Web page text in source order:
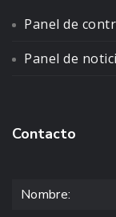
Panel de
Panel de
Contacto